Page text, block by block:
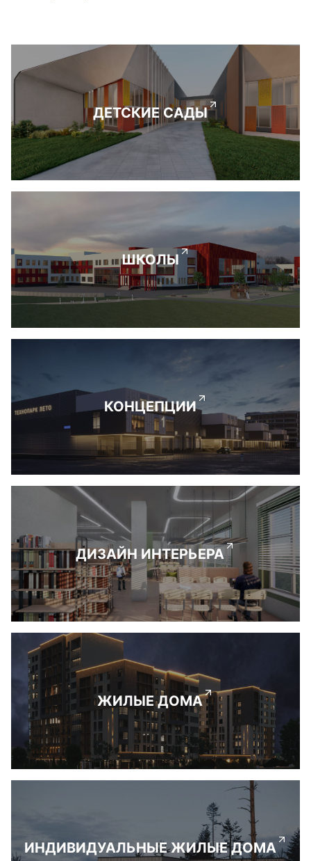
ДЕТСКИЕ САДЫ
ШКОЛЫ
КОНЦЕПЦИИ
ДИЗАЙН ИНТЕРЬЕРА
ЖИЛЫЕ ДОМА
ИНДИВИДУАЛЬНЫЕ ЖИЛЫЕ ДОМА